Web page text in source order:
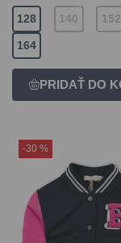
128 140 152
164
-30 %